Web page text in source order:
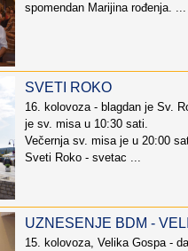
spomendan Marijina rođenja. ...
SVETI ROKO
16. kolovoza - blagdan je Sv.
je sv. misa u 10:30 sati.
Večernja sv. misa je u 20:00
Sveti Roko - svetac ...
UZNESENJE BDM -
15. kolovoza, Velika Gospa -